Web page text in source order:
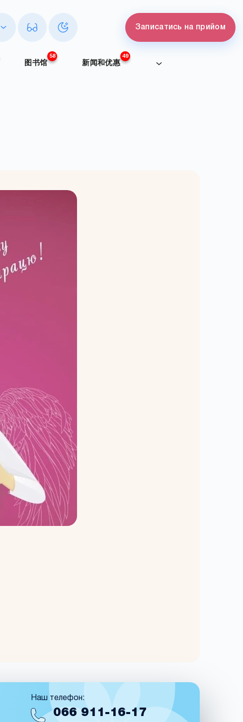
Записатись на прийом
图书馆
58
新闻和优惠
49
Наш телефон:
066 911-16-17